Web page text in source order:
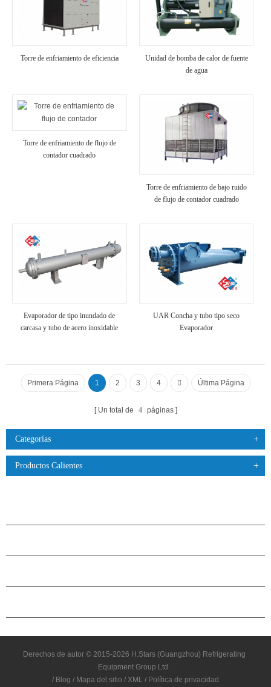
Torre de enfriamiento de eficiencia
Unidad de bomba de calor de fuente
de agua
Torre de enfriamiento de flujo de
contador cuadrado
Torre de enfriamiento de bajo ruido
de flujo de contador cuadrado
Evaporador de tipo inundado de
carcasa y tubo de acero inoxidable
UAR Concha y tubo tipo seco
Evaporador
Primera Página 1 2 3 4 Última Página
Un total de 4 páginas
Categorías
Productos Calientes
Derechos de autor © 2015-2026 H.Stars (Guangzhou) Refrigerating
Equipment Group Ltd.
/ Blog / Mapa del sitio / XML / Política de privacidad